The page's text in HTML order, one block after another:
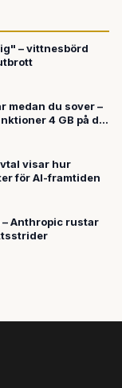
– vittnesbörd
medan du sover –
4 GB på din
visar hur
för AI-framtiden
Anthropic rustar